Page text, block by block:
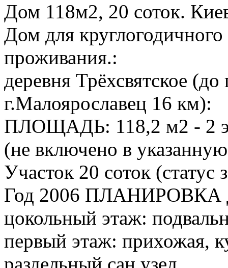
Дом 118м2, 20 соток.
Дом для
проживания.:
деревня Трёхсвятское
г.Малоярославец 16 км):
ПЛОЩАДЬ: 118,2 м2 - 2
(не включено в
Участок 20 соток
Год 2006
цокольный этаж:
первый этаж: прихожая,